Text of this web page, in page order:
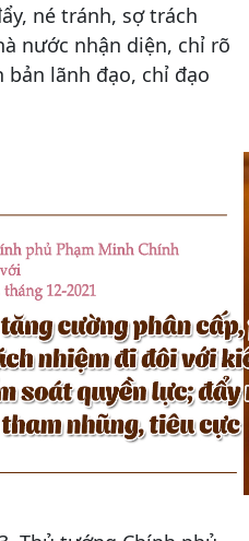
né tránh, sợ trách
nước nhận diện, chỉ rõ
bản lãnh đạo, chỉ đạo